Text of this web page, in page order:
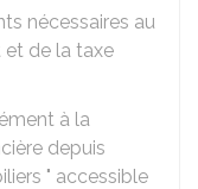
nécessaires au
de la taxe
à la
depuis
" accessible